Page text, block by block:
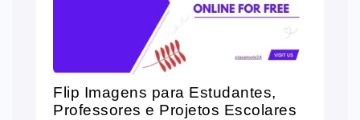
Flip Imagens para Estudantes,
Professores e Projetos Escolares